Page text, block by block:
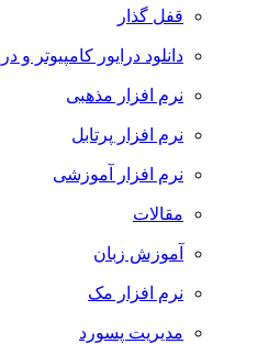
قفل گذار
دانلود درایور کامپیوتر و
نرم افزار مذهبی
نرم افزار پرتابل
نرم افزار آموزشی
مقالات
آموزش زبان
نرم افزار مک
مدیریت پسورد